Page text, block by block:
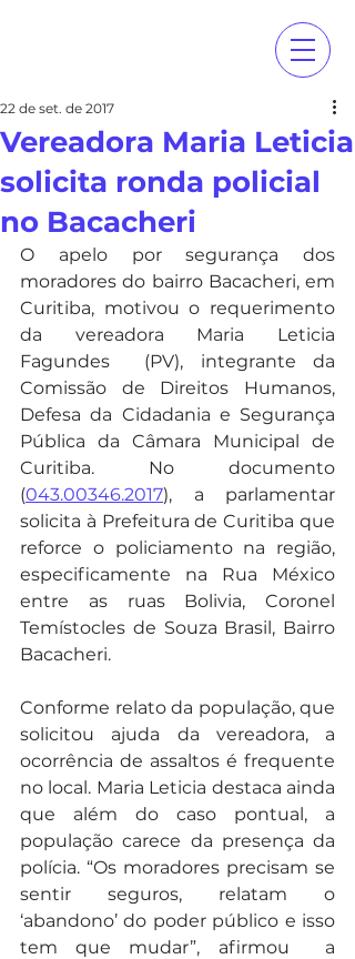
Vereadora Maria Leticia
solicita ronda policial
no Bacacheri
22 de set. de 2017
O apelo por segurança dos
moradores do bairro Bacacheri, em
Curitiba, motivou o requerimento
da vereadora Maria Leticia
Fagundes  (PV), integrante da
Comissão de Direitos Humanos,
Defesa da Cidadania e Segurança
Pública da Câmara Municipal de
Curitiba. No documento
(043.00346.2017), a parlamentar
solicita à Prefeitura de Curitiba que
reforce o policiamento na região,
especificamente na Rua México
entre as ruas Bolivia, Coronel
Temístocles de Souza Brasil, Bairro
Bacacheri.
Conforme relato da população, que
solicitou ajuda da vereadora, a
ocorrência de assaltos é frequente
no local. Maria Leticia destaca ainda
que além do caso pontual, a
população carece da presença da
polícia. “Os moradores precisam se
sentir seguros, relatam o
‘abandono’ do poder público e isso
tem que mudar”, afirmou  a